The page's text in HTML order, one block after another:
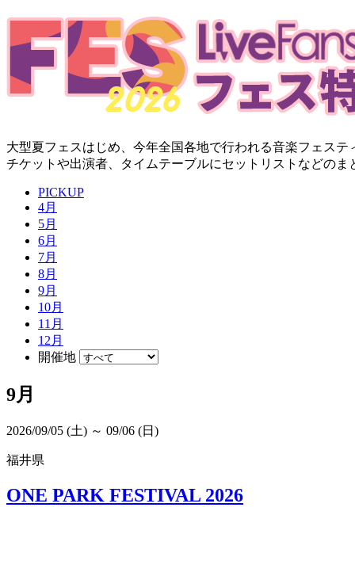
大型夏フェスはじめ、今年全国各地で行われる音楽フェステ
チケットや出演者、タイムテーブルにセットリストなどのま
PICKUP
4月
5月
6月
7月
8月
9月
10月
11月
12月
開催地
9月
2026/09/05 (土) ～ 09/06 (日)
福井県
ONE PARK FESTIVAL 2026